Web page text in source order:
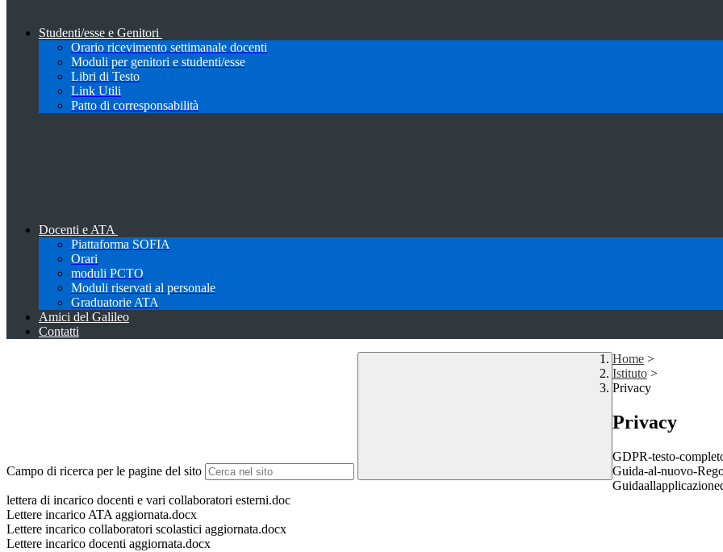
Studenti/esse e Genitori
Orario ricevimento settimanale docenti
Moduli per genitori e studenti/esse
Libri di Testo
Link Utili
Patto di corresponsabilità
Docenti e ATA
Piattaforma SOFIA
Orari
moduli PCTO
Moduli riservati al personale
Graduatorie ATA
Amici del Galileo
Contatti
Campo di ricerca per le pagine del sito
Home >
Istituto >
Privacy
Privacy
GDPR-testo-
Guida-al-nuovo-
lettera di incarico docenti e vari collaboratori esterni.doc
Lettere incarico ATA aggiornata.docx
Lettere incarico collaboratori scolastici aggiornata.docx
Lettere incarico docenti aggiornata.docx